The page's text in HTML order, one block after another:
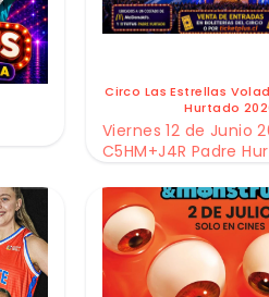
Circo Las Estrellas
Hurtado
Viernes 12 de Junio
C5HM+J4R Padre